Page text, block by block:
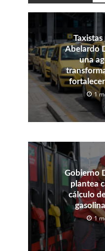
Abelardo
una
1
Gobierno
plantea
cálculo
1